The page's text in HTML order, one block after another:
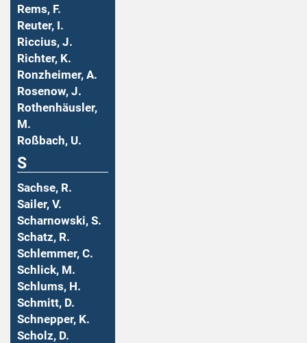
Rems, F.
Reuter, I.
Riccius, J.
Richter, K.
Ronzheimer, A.
Rosenow, J.
Rothenhäusler,
M.
Roßbach, U.
S
Sachse, R.
Sailer, V.
Scharnowski, S.
Schatz, R.
Schlemmer, C.
Schlick, M.
Schlums, H.
Schmitt, D.
Schnepper, K.
Scholz, D.